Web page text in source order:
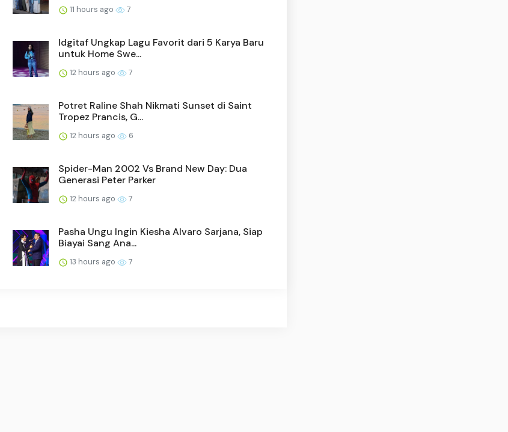
11 hours ago 7
Idgitaf Ungkap Lagu Favorit dari 5 Karya Baru
untuk Home Swe...
12 hours ago 7
Potret Raline Shah Nikmati Sunset di Saint
Tropez Prancis, G...
12 hours ago 6
Spider-Man 2002 Vs Brand New Day: Dua
Generasi Peter Parker
12 hours ago 7
Pasha Ungu Ingin Kiesha Alvaro Sarjana, Siap
Biayai Sang Ana...
13 hours ago 7